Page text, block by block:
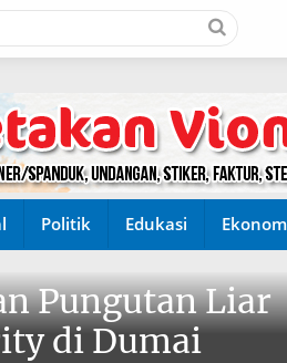
Politik Edukasi
Pungutan Liar
di Dumai